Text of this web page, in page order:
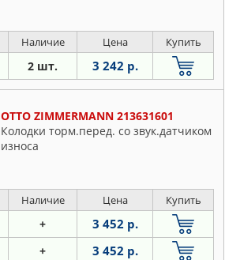
Наличие Цена Купить
2 шт. 3 242 р.
OTTO ZIMMERMANN 213631601
Колодки торм.перед. со звук.датчиком
износа
Наличие Цена Купить
+ 3 452 р.
+ 3 452 р.